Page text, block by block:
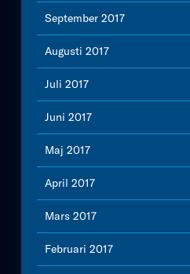
September 2017
Augusti 2017
Juli 2017
Juni 2017
Maj 2017
April 2017
Mars 2017
Februari 2017